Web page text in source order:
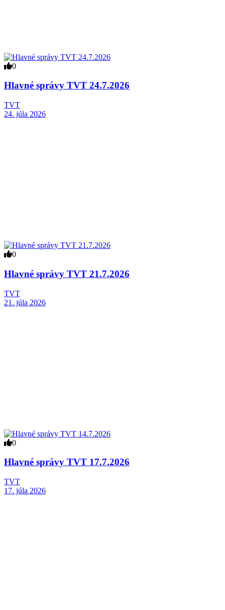
0
Hlavné správy TVT 24.7.2026
TVT
24. júla 2026
0
Hlavné správy TVT 21.7.2026
TVT
21. júla 2026
0
Hlavné správy TVT 17.7.2026
TVT
17. júla 2026